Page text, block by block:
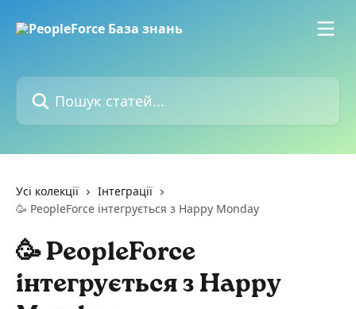
Пошук статей...
Усі колекції
Інтеграції
🥳 PeopleForce інтегрується з Happy Monday
🥳 PeopleForce
інтегрується з Happy